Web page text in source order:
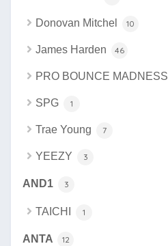
Donovan Mitchel 10
James Harden 46
PRO BOUNCE MADNESS
SPG 1
Trae Young 7
YEEZY 3
AND1 3
TAICHI 1
ANTA 12